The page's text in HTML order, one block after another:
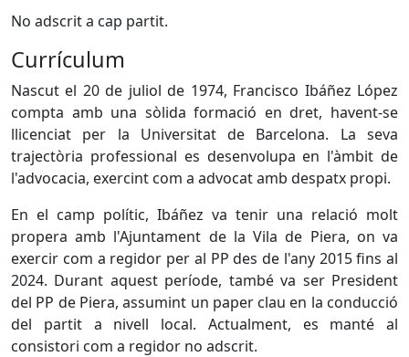
No adscrit a cap partit.
Currículum
Nascut el 20 de juliol de 1974, Francisco Ibáñez López
compta amb una sòlida formació en dret, havent-se
llicenciat per la Universitat de Barcelona. La seva
trajectòria professional es desenvolupa en l'àmbit de
l'advocacia, exercint com a advocat amb despatx propi.
En el camp polític, Ibáñez va tenir una relació molt
propera amb l'Ajuntament de la Vila de Piera, on va
exercir com a regidor per al PP des de l'any 2015 fins al
2024. Durant aquest període, també va ser President
del PP de Piera, assumint un paper clau en la conducció
del partit a nivell local. Actualment, es manté al
consistori com a regidor no adscrit.